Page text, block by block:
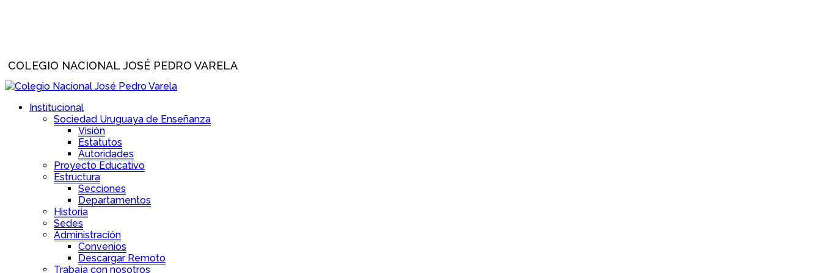
COLEGIO NACIONAL JOSÉ PEDRO VARELA
Institucional
Sociedad Uruguaya de Enseñanza
Visión
Estatutos
Autoridades
Proyecto Educativo
Estructura
Secciones
Departamentos
Historia
Sedes
Administración
Convenios
Descargar Remoto
Trabaja con nosotros